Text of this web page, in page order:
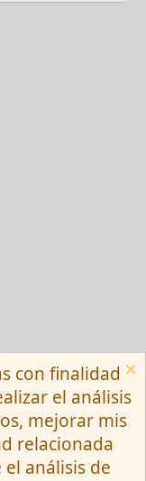
® © 2010-
con finalidad
el análisis
mejorar mis
relacionada
análisis de